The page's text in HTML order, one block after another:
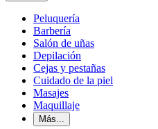
Peluquería
Barbería
Salón de uñas
Depilación
Cejas y pestañas
Cuidado de la piel
Masajes
Maquillaje
Más...